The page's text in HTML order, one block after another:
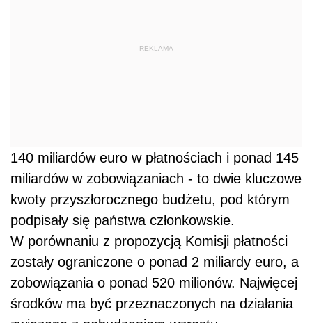
REKLAMA
140 miliardów euro w płatnościach i ponad 145
miliardów w zobowiązaniach - to dwie kluczowe
kwoty przyszłorocznego budżetu, pod którym
podpisały się państwa członkowskie.
W porównaniu z propozycją Komisji płatności
zostały ograniczone o ponad 2 miliardy euro, a
zobowiązania o ponad 520 milionów. Najwięcej
środków ma być przeznaczonych na działania